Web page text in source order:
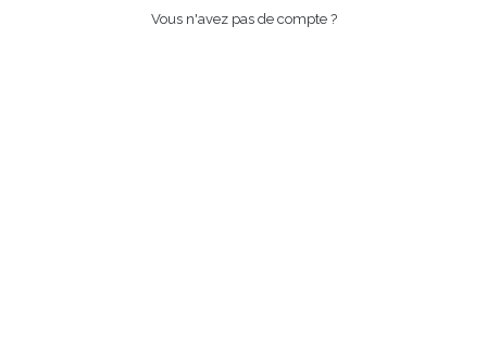
Vous n'avez pas de compte ?